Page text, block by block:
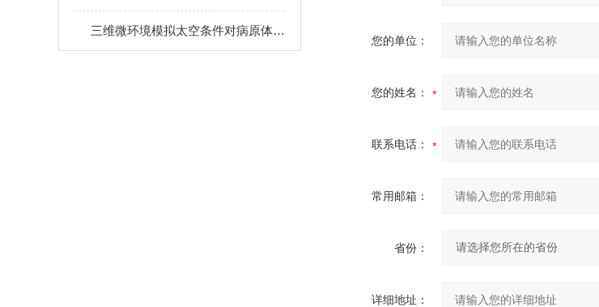
三维微环境模拟太空条件对病原体毒力因子的影响
您的单位：
您的姓名：
联系电话：
常用邮箱：
省份：
详细地址：